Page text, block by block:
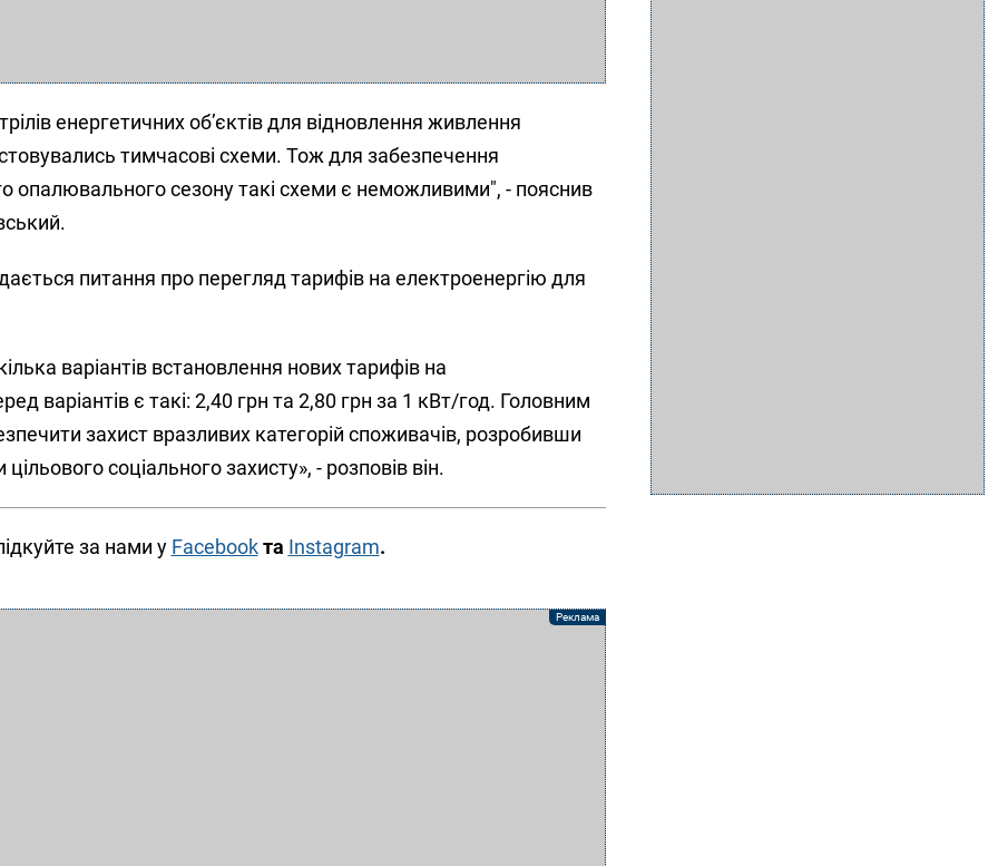
енергетичних об’єктів для відновлення живлення
тимчасові схеми. Тож для забезпечення
опалювального сезону такі схеми є неможливими", - пояснив
питання про перегляд тарифів на електроенергію для
варіантів встановлення нових тарифів на
варіантів є такі: 2,40 грн та 2,80 грн за 1 кВт/год. Головним
захист вразливих категорій споживачів, розробивши
цільового соціального захисту», - розповів він.
за нами у Facebookта Instagram.